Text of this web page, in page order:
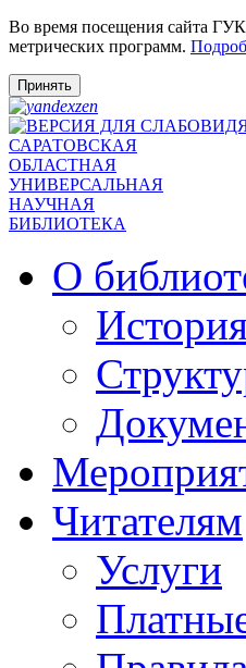
Во время посещения сайта
метрических программ.
Принять
САРАТОВСКАЯ
ОБЛАСТНАЯ
УНИВЕРСАЛЬНАЯ
НАУЧНАЯ
БИБЛИОТЕКА
О
Читателям
Услуги